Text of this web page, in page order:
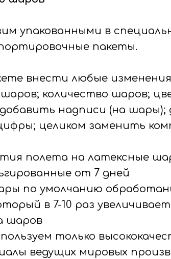
упакованными в
пакеты.
внести любые
количество шаров;
надписи (на шары);
целиком заменить
полета на латексные
от 7 дней
по умолчанию
в 7-10 раз
шаров
только
ведущих мировых